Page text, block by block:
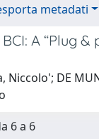
metadati
A “Plug &
Niccolo'; DE
6 a 6